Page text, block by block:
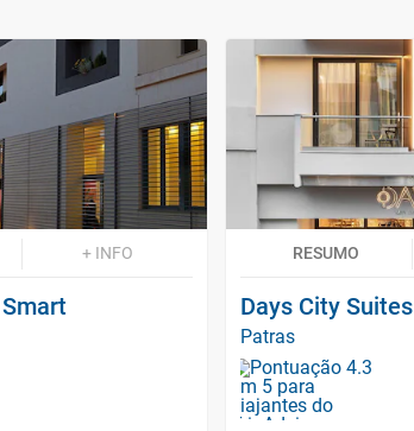
+ INFO RESUMO
Days City Suites
Patras